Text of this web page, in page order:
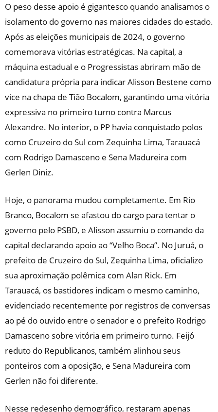
O peso desse apoio é gigantesco quando analisamos o
isolamento do governo nas maiores cidades do estado.
Após as eleições municipais de 2024, o governo
comemorava vitórias estratégicas. Na capital, a
máquina estadual e o Progressistas abriram mão de
candidatura própria para indicar Alisson Bestene como
vice na chapa de Tião Bocalom, garantindo uma vitória
expressiva no primeiro turno contra Marcus
Alexandre. No interior, o PP havia conquistado polos
como Cruzeiro do Sul com Zequinha Lima, Tarauacá
com Rodrigo Damasceno e Sena Madureira com
Gerlen Diniz.
Hoje, o panorama mudou completamente. Em Rio
Branco, Bocalom se afastou do cargo para tentar o
governo pelo PSBD, e Alisson assumiu o comando da
capital declarando apoio ao “Velho Boca”. No Juruá, o
prefeito de Cruzeiro do Sul, Zequinha Lima, oficializo
sua aproximação polêmica com Alan Rick. Em
Tarauacá, os bastidores indicam o mesmo caminho,
evidenciado recentemente por registros de conversas
ao pé do ouvido entre o senador e o prefeito Rodrigo
Damasceno sobre vitória em primeiro turno. Feijó
reduto do Republicanos, também alinhou seus
ponteiros com a oposição, e Sena Madureira com
Gerlen não foi diferente.
Nesse redesenho demográfico, restaram apenas